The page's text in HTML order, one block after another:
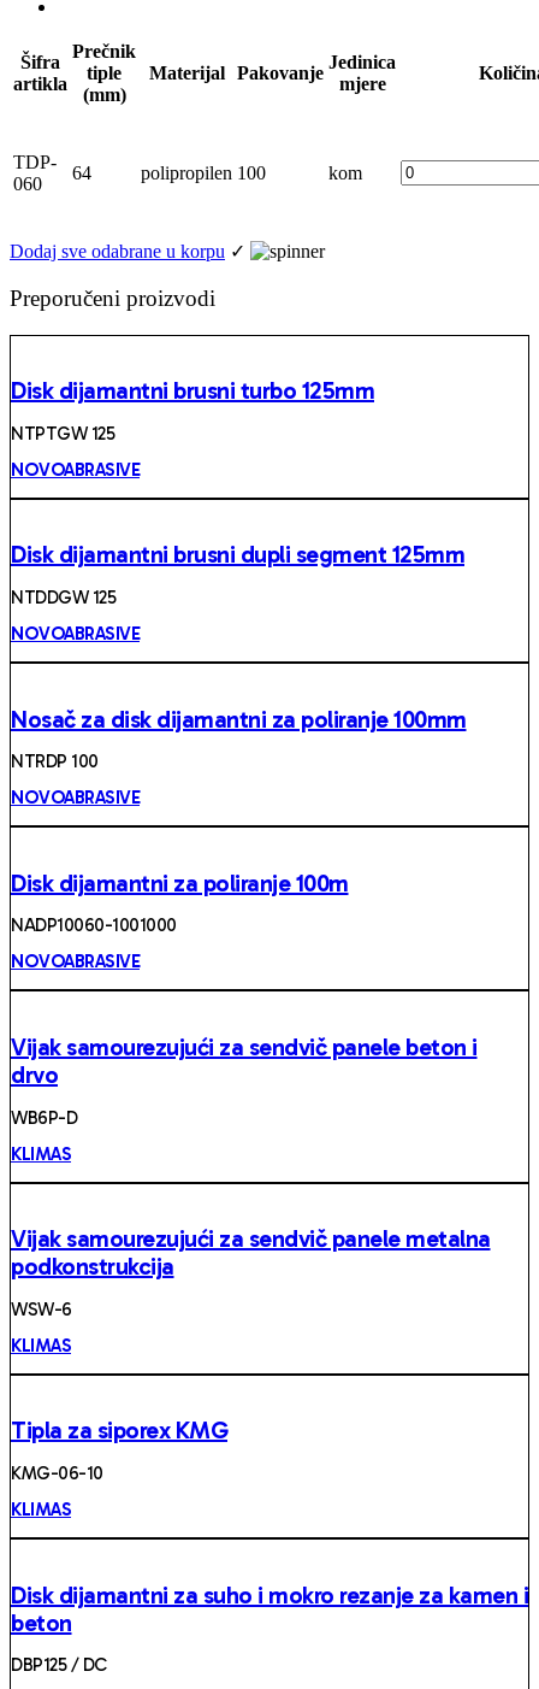
Šifra
artikla
Prečnik
tiple
(mm)
Materijal Pakovanje
Jedinica
mjere
TDP-
060
64 polipropilen 100 kom
Dodaj sve odabrane u korpu ✓
Preporučeni proizvodi
Disk dijamantni brusni turbo 125mm
NTPTGW 125
NOVOABRASIVE
Disk dijamantni brusni dupli segment 125mm
NTDDGW 125
NOVOABRASIVE
Nosač za disk dijamantni za poliranje 100mm
NTRDP 100
NOVOABRASIVE
Disk dijamantni za poliranje 100m
NADP10060-1001000
NOVOABRASIVE
Vijak samourezujući za sendvič panele beton i
drvo
WB6P-D
KLIMAS
Vijak samourezujući za sendvič panele metalna
podkonstrukcija
WSW-6
KLIMAS
Tipla za siporex KMG
KMG-06-10
KLIMAS
Disk dijamantni za suho i mokro rezanje za kamen i
beton
DBP125 / DC